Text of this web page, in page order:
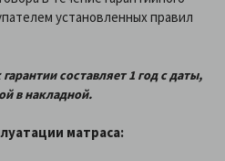
установленных правил
гарантии составляет 1 годс даты,
в накладной.
матраса: